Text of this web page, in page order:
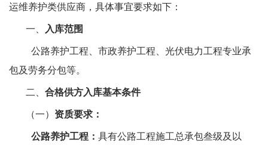
运维养护类供应商，具体事宜要求如下：
一、 入库范围
公路养护工程 、市政养护工程、光伏电力工程专业承
包及劳务分包等。
二、 合格供方入库基本条件
（一） 资质要求：
公路养护工程 ：具有公路工程施工总承包叁级及以